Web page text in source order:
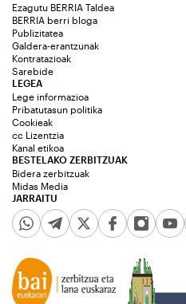
Ezagutu BERRIA Taldea
BERRIA berri bloga
Publizitatea
Galdera-erantzunak
Kontratazioak
Sarebide
JARRAITU
LEGEA
Lege informazioa
Pribatutasun politika
Cookieak
cc Lizentzia
Kanal etikoa
BESTELAKO ZERBITZUAK
Bidera zerbitzuak
Midas Media